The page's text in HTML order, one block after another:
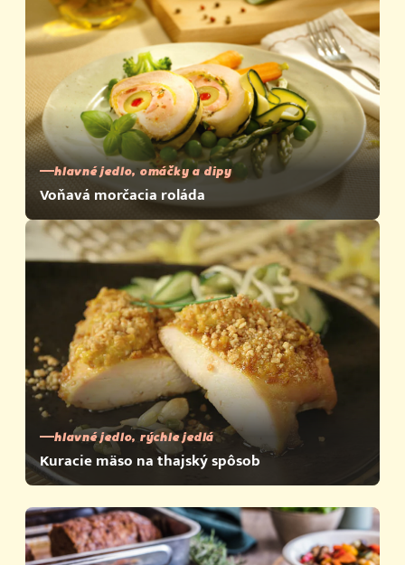
hlavné jedlo, omáčky a dipy
Voňavá morčacia roláda
hlavné jedlo, rýchle jedlá
Kuracie mäso na thajský spôsob